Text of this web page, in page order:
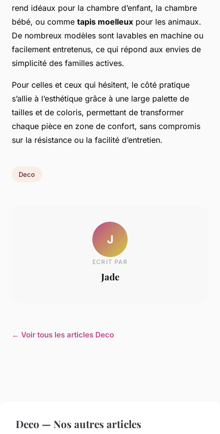
rend idéaux pour la chambre d’enfant, la chambre
bébé, ou comme tapis moelleux pour les animaux.
De nombreux modèles sont lavables en machine ou
facilement entretenus, ce qui répond aux envies de
simplicité des familles actives.
Pour celles et ceux qui hésitent, le côté pratique
s’allie à l’esthétique grâce à une large palette de
tailles et de coloris, permettant de transformer
chaque pièce en zone de confort, sans compromis
sur la résistance ou la facilité d’entretien.
Deco
J
ECRIT PAR
Jade
← Voir tous les articles Deco
Deco — Nos autres articles